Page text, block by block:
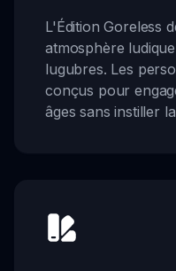
L'Édition Goreless
atmosphère
lugubres. Les
conçus pour
âges sans instiller